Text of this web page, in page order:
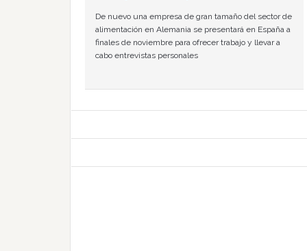
De nuevo una empresa de gran tamaño del sector de
alimentación en Alemania se presentará en España a
finales de noviembre para ofrecer trabajo y llevar a
cabo entrevistas personales